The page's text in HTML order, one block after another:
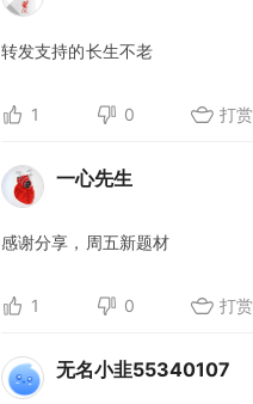
转发支持的长生不老
1 0 打赏
一心先生
感谢分享，周五新题材
1 0 打赏
无名小韭55340107